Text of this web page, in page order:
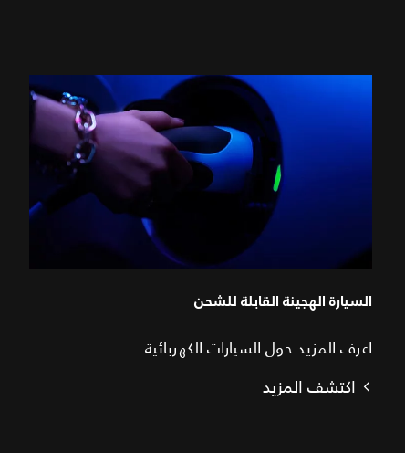
السيارة الهجينة القابلة للشحن
اعرف المزيد حول السيارات الكهربائية.
اكتشف المزيد